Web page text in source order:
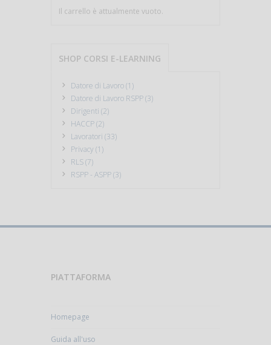
Il carrello è attualmente vuoto.
SHOP CORSI E-LEARNING
Datore di Lavoro (1)
Datore di Lavoro RSPP (3)
Dirigenti (2)
HACCP (2)
Lavoratori (33)
Privacy (1)
RLS (7)
RSPP - ASPP (3)
PIATTAFORMA
Homepage
Guida all'uso